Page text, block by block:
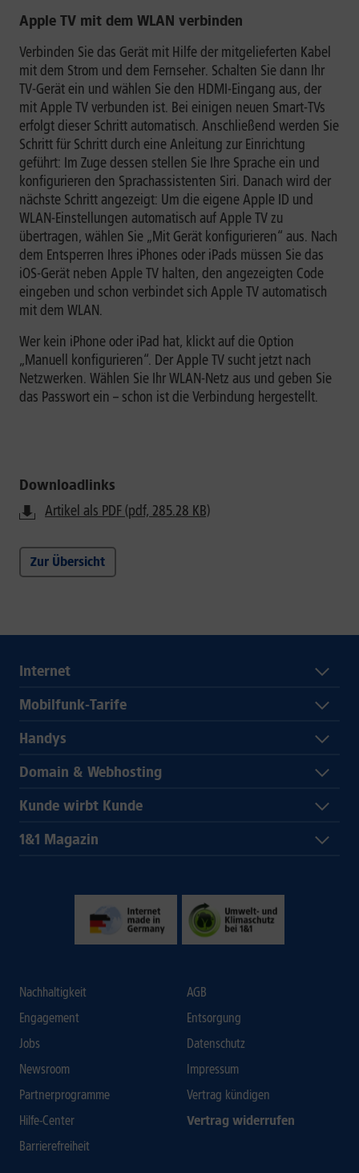
Apple TV mit dem WLAN verbinden
Verbinden Sie das Gerät mit Hilfe der mitgelieferten Kabel
mit dem Strom und dem Fernseher. Schalten Sie dann Ihr
TV-Gerät ein und wählen Sie den HDMI-Eingang aus, der
mit Apple TV verbunden ist. Bei einigen neuen Smart-TVs
erfolgt dieser Schritt automatisch. Anschließend werden Sie
Schritt für Schritt durch eine Anleitung zur Einrichtung
geführt: Im Zuge dessen stellen Sie Ihre Sprache ein und
konfigurieren den Sprachassistenten Siri. Danach wird der
nächste Schritt angezeigt: Um die eigene Apple ID und
WLAN-Einstellungen automatisch auf Apple TV zu
übertragen, wählen Sie „Mit Gerät konfigurieren“ aus. Nach
dem Entsperren Ihres iPhones oder iPads müssen Sie das
iOS-Gerät neben Apple TV halten, den angezeigten Code
eingeben und schon verbindet sich Apple TV automatisch
mit dem WLAN.
Wer kein iPhone oder iPad hat, klickt auf die Option
„Manuell konfigurieren“. Der Apple TV sucht jetzt nach
Netzwerken. Wählen Sie Ihr WLAN-Netz aus und geben Sie
das Passwort ein – schon ist die Verbindung hergestellt.
Downloadlinks
Artikel als PDF (pdf, 285.28 KB)
Zur Übersicht
Internet
Mobilfunk-Tarife
Handys
Domain & Webhosting
Kunde wirbt Kunde
1&1 Magazin
Nachhaltigkeit
Engagement
Jobs
Newsroom
Partnerprogramme
Hilfe-Center
Barrierefreiheit
AGB
Entsorgung
Datenschutz
Impressum
Vertrag kündigen
Vertrag widerrufen